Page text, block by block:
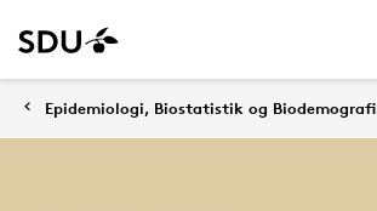
Epidemiologi, Biostatistik og Biodemografi